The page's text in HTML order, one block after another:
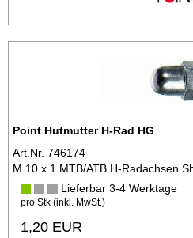
Point Hutmutter H-Rad HG
Art.Nr. 746174
M 10 x 1 MTB/ATB H-Radachsen
Lieferbar 3-4 Werktage
pro Stk (inkl. MwSt.)
1,20 EUR